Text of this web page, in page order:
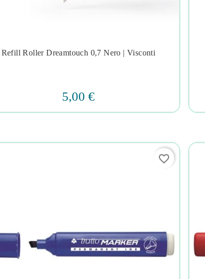

Refill Roller Dreamtouch 0,7 Nero | Visconti
5,00 €
favorite_border